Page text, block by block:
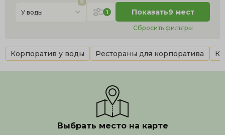
Новогодний корпоратив
У воды 1 Показать9 мест
Сбросить фильтры
Корпоратив у воды Рестораны для корпоратива
Выбрать место на карте